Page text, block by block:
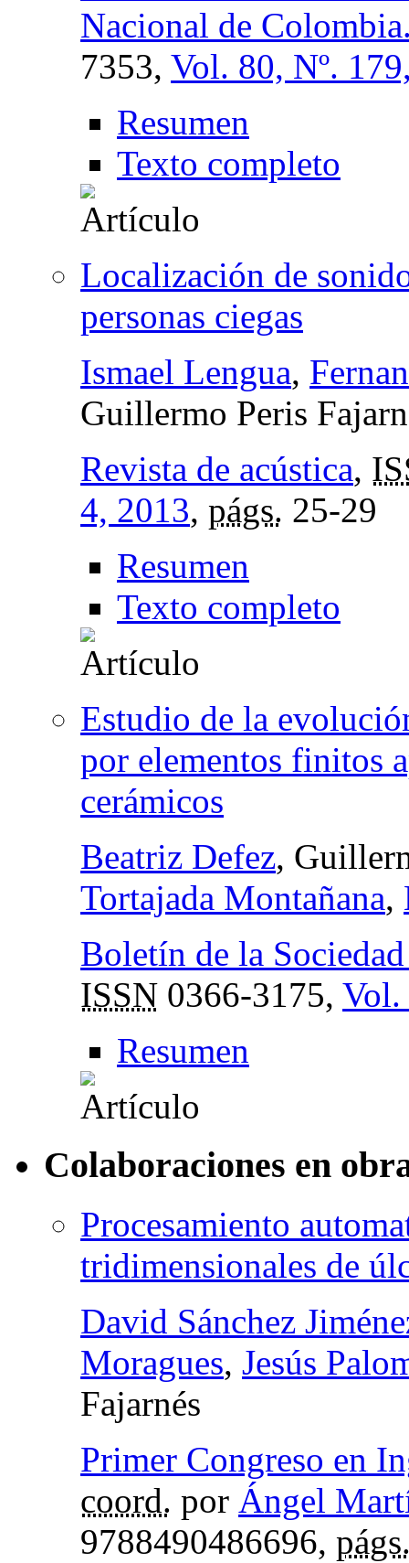
Nacional de
7353, Vol. 80, Nº.
Resumen
Texto completo
Localización de
personas ciegas
Ismael Lengua,
Guillermo Peris
Revista de acústica,
4, 2013, págs. 25-29
Resumen
Texto completo
Estudio de la
por elementos finitos
cerámicos
Beatriz Defez,
Tortajada Montañana,
Boletín de la
ISSN 0366-3175, Vol.
Resumen
Colaboraciones en
Procesamiento
tridimensionales de
David Sánchez
Moragues, Jesús
Fajarnés
Primer Congreso en
coord. por Ángel
9788490486696,